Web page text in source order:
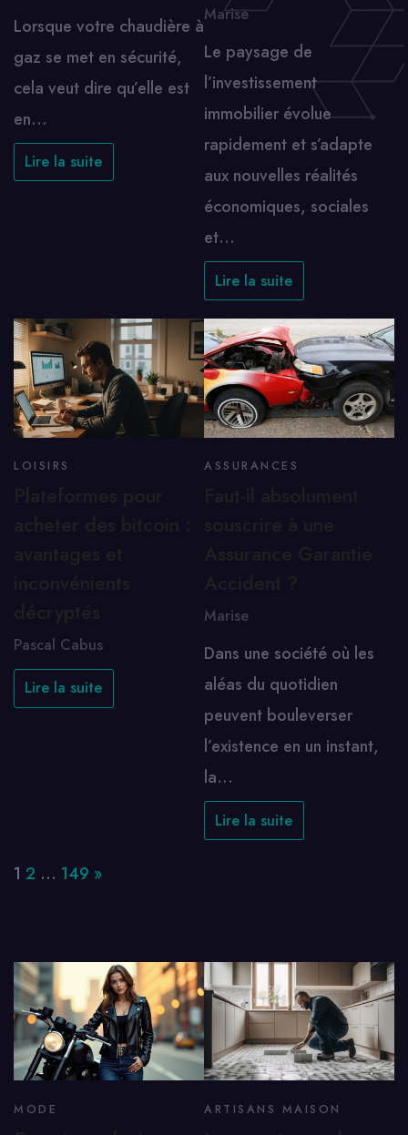
Lorsque votre chaudière à
gaz se met en sécurité,
cela veut dire qu’elle est
en…
Lire la suite
Marise
Le paysage de
l’investissement
immobilier évolue
rapidement et s’adapte
aux nouvelles réalités
économiques, sociales
et…
Lire la suite
LOISIRS
Pascal Cabus
Lire la suite
ASSURANCES
Marise
Dans une société où les
aléas du quotidien
peuvent bouleverser
l’existence en un instant,
la…
Lire la suite
Page:
1 2 … 149 Next
»
MODE ARTISANS MAISON